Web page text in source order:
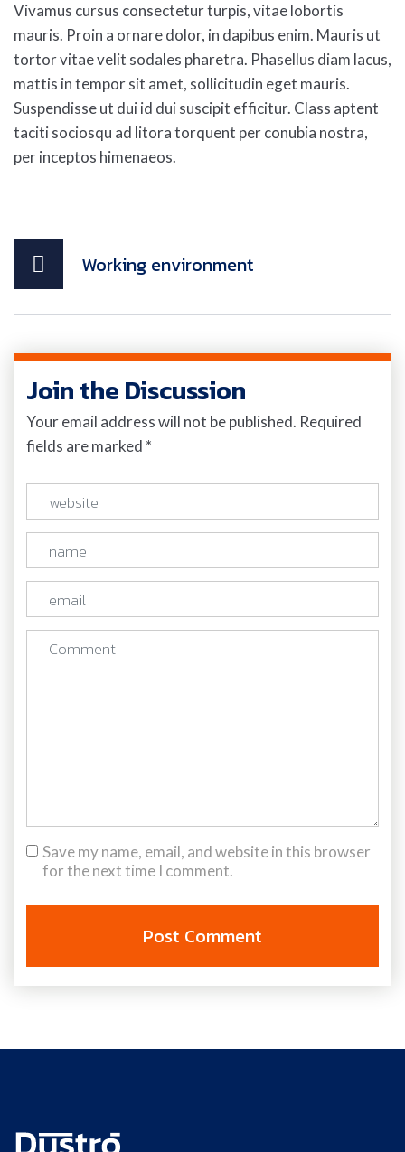
Vivamus cursus consectetur turpis, vitae lobortis
mauris. Proin a ornare dolor, in dapibus enim. Mauris ut
tortor vitae velit sodales pharetra. Phasellus diam lacus,
mattis in tempor sit amet, sollicitudin eget mauris.
Suspendisse ut dui id dui suscipit efficitur. Class aptent
taciti sociosqu ad litora torquent per conubia nostra,
per inceptos himenaeos.
Working environment
Join the Discussion
Your email address will not be published. Required
fields are marked *
Save my name, email, and website in this browser
for the next time I comment.